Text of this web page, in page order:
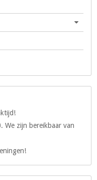
We zijn bereikbaar van